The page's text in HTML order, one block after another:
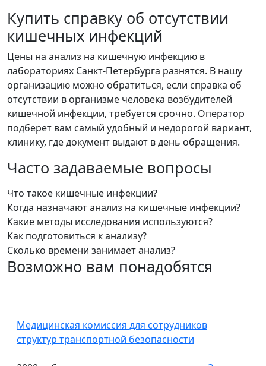
Купить справку об отсутствии
кишечных инфекций
Цены на анализ на кишечную инфекцию в
лабораториях Санкт-Петербурга разнятся. В нашу
организацию можно обратиться, если справка об
отсутствии в организме человека возбудителей
кишечной инфекции, требуется срочно. Оператор
подберет вам самый удобный и недорогой вариант,
клинику, где документ выдают в день обращения.
Часто задаваемые вопросы
Что такое кишечные инфекции?
Когда назначают анализ на кишечные инфекции?
Какие методы исследования используются?
Как подготовиться к анализу?
Сколько времени занимает анализ?
Возможно вам понадобятся
Медицинская комиссия для сотрудников
структур транспортной безопасности